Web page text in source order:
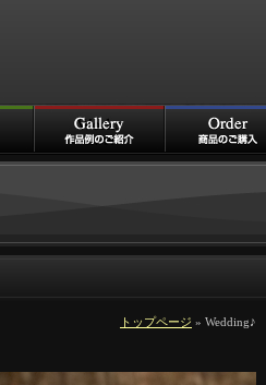
トップページ » Wedding♪